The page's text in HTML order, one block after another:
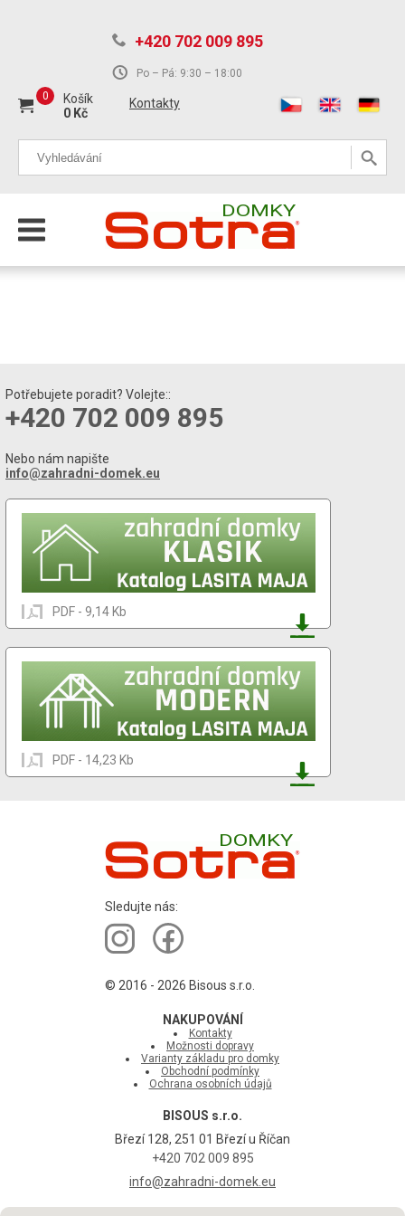
+420 702 009 895
Po – Pá: 9:30 – 18:00
0
Košík
0 Kč
Kontakty
DOMKY
Potřebujete poradit? Volejte::
+420 702 009 895
Nebo nám napište
info@zahradni-domek.eu
PDF - 9,14 Kb
PDF - 14,23 Kb
DOMKY
Sledujte nás:
© 2016 - 2026 Bisous s.r.o.
NAKUPOVÁNÍ
Kontakty
Možnosti dopravy
Varianty základu pro domky
Obchodní podmínky
Ochrana osobních údajů
BISOUS s.r.o.
Březí 128, 251 01 Březí u Říčan
+420 702 009 895
info@zahradni-domek.eu